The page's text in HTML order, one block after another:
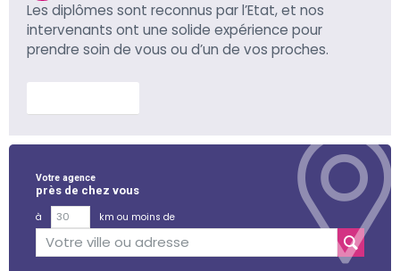
Les diplômes sont reconnus par l’Etat, et nos
intervenants ont une solide expérience pour
prendre soin de vous ou d’un de vos proches.
Votre agence
près de chez vous
à
km ou moins de